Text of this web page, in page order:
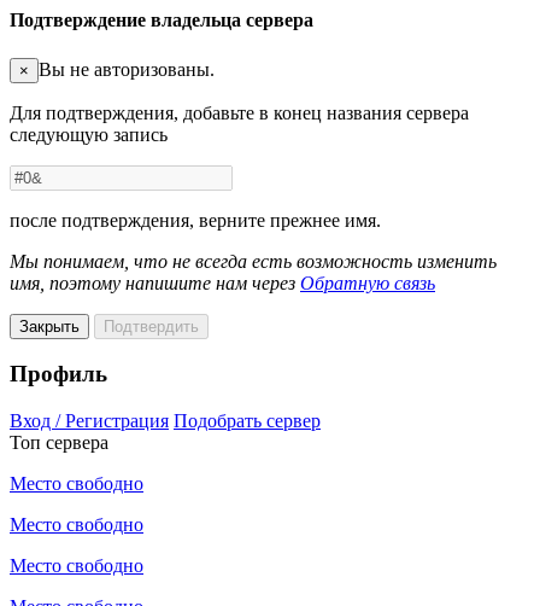
Подтверждение владельца сервера
× Вы не авторизованы.
Для подтверждения, добавьте в конец названия сервера
следующую запись
после подтверждения, верните прежнее имя.
Мы понимаем, что не всегда есть возможность изменить
имя, поэтому напишите нам через Обратную связь
Закрыть Подтвердить
Профиль
Вход / Регистрация Подобрать сервер
Топ сервера
Место свободно
Место свободно
Место свободно